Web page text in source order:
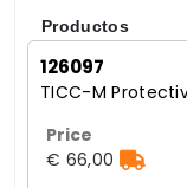
Productos
126097
TICC-M
€ 66,00